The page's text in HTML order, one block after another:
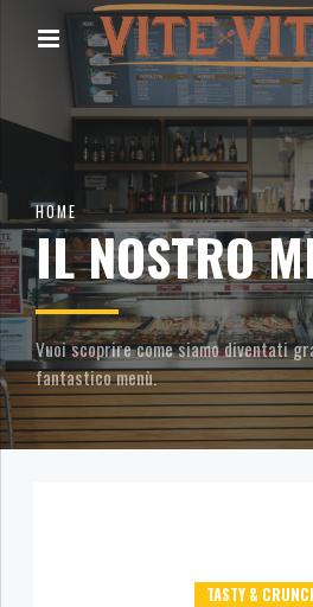
HOME
IL NOSTRO
Vuoi scoprire come siamo diventati
fantastico menù.
TASTY &